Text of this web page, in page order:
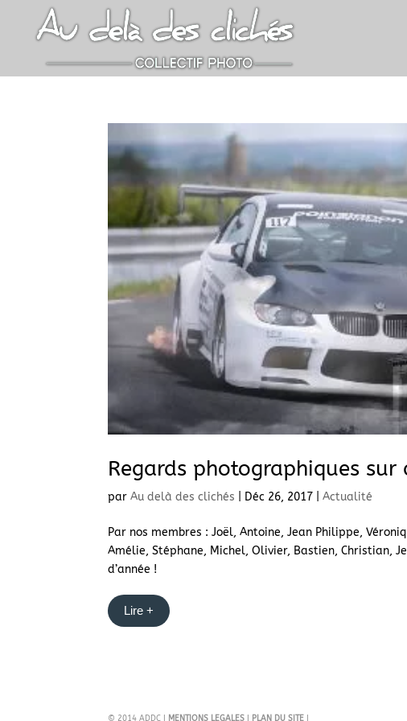
Regards photographiques sur
parAu delà des clichés Déc 26, 2017 |Actualité
Par nos membres : Joël, Antoine, Jean Philippe,
Amélie, Stéphane, Michel, Olivier, Bastien, Christian,
d’année !
Lire +
© 2014 ADDC I MENTIONS LEGALES PLAN DU SITE